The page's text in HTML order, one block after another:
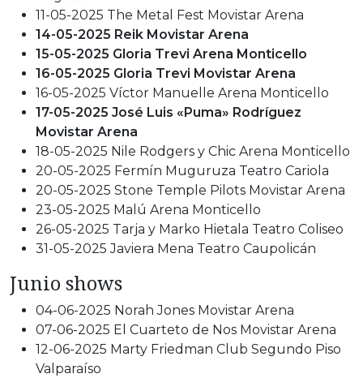
11-05-2025 The Metal Fest Movistar Arena
14-05-2025 Reik Movistar Arena
15-05-2025 Gloria Trevi Arena Monticello
16-05-2025 Gloria Trevi Movistar Arena
16-05-2025 Víctor Manuelle Arena Monticello
17-05-2025 José Luis «Puma» Rodríguez
Movistar Arena
18-05-2025 Nile Rodgers y Chic Arena Monticello
20-05-2025 Fermín Muguruza Teatro Cariola
20-05-2025 Stone Temple Pilots Movistar Arena
23-05-2025 Malú Arena Monticello
26-05-2025 Tarja y Marko Hietala Teatro Coliseo
31-05-2025 Javiera Mena Teatro Caupolicán
Junio shows
04-06-2025 Norah Jones Movistar Arena
07-06-2025 El Cuarteto de Nos Movistar Arena
12-06-2025 Marty Friedman Club Segundo Piso
Valparaíso